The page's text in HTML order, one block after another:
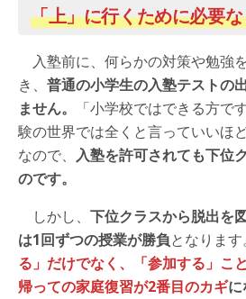
「上」に行くために必要
入塾前に、何らかの対策や勉強
き、 普通の小学生の入塾テストの
ません。
「小学校ではできる方で
験の世界では全くと言っていいほ
なので、 入塾を許可されても下位
のです。
しかし、 下位クラスから脱出を
は1回ずつの授業が勝負となります。
る」だけでなく、「参加する」こ
帰っての家庭復習が2番目のカギに